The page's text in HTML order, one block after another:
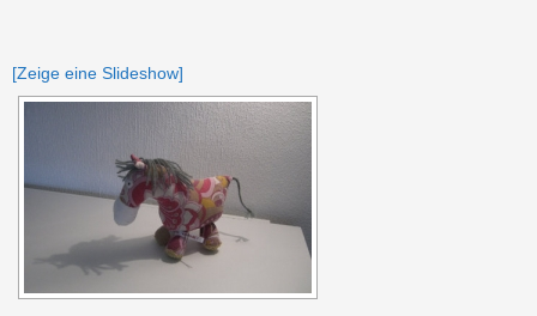
[Zeige eine Slideshow]